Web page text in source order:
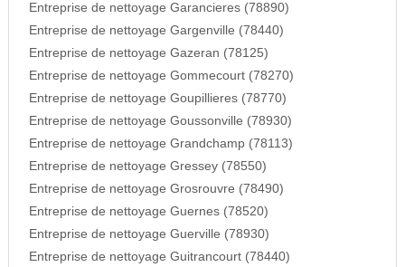
Entreprise de nettoyage Garancieres (78890)
Entreprise de nettoyage Gargenville (78440)
Entreprise de nettoyage Gazeran (78125)
Entreprise de nettoyage Gommecourt (78270)
Entreprise de nettoyage Goupillieres (78770)
Entreprise de nettoyage Goussonville (78930)
Entreprise de nettoyage Grandchamp (78113)
Entreprise de nettoyage Gressey (78550)
Entreprise de nettoyage Grosrouvre (78490)
Entreprise de nettoyage Guernes (78520)
Entreprise de nettoyage Guerville (78930)
Entreprise de nettoyage Guitrancourt (78440)